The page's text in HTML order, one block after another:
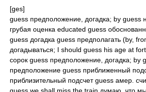
[ɡes]
guess предположение, догадка; by guess
грубая оценка educated guess
guess догадка guess предполагать (by,
догадываться; I should guess his age at
сорок guess предположение, догадка; by
предположение guess приближенный
приблизительный подсчет guess амер.